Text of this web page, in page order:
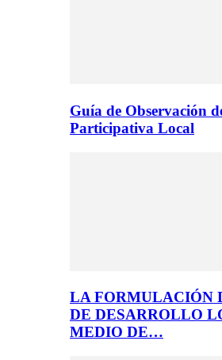
Guía de Observación
Participativa Local
LA FORMULACIÓN
DE DESARROLLO
MEDIO DE…